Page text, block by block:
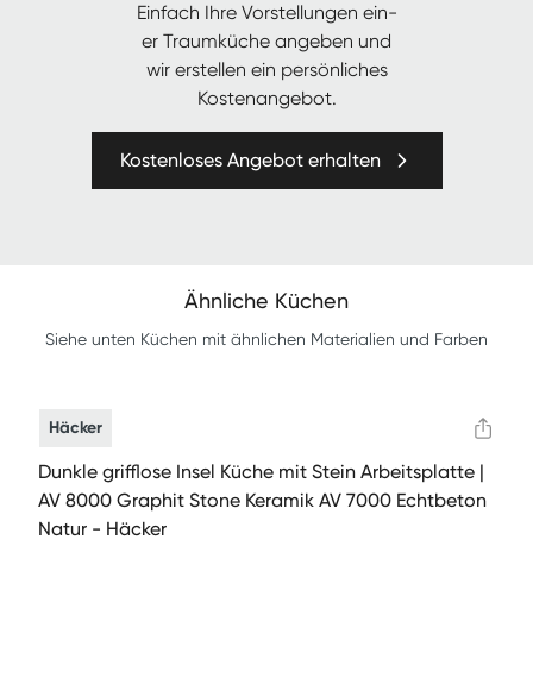
Ein­fach Ihre Vorstel­lun­gen ein­
er Traumküche angeben und
wir erstellen ein per­sön­lich­es
Kostenangebot.
Kostenloses Angebot erhalten
Ähnliche Küchen
Siehe unten Küchen mit ähnlichen Materialien und Farben
Häcker
Dunkle grifflose Insel Küche mit Stein Arbeitsplatte |
AV 8000 Graphit Stone Keramik AV 7000 Echtbeton
Natur - Häcker